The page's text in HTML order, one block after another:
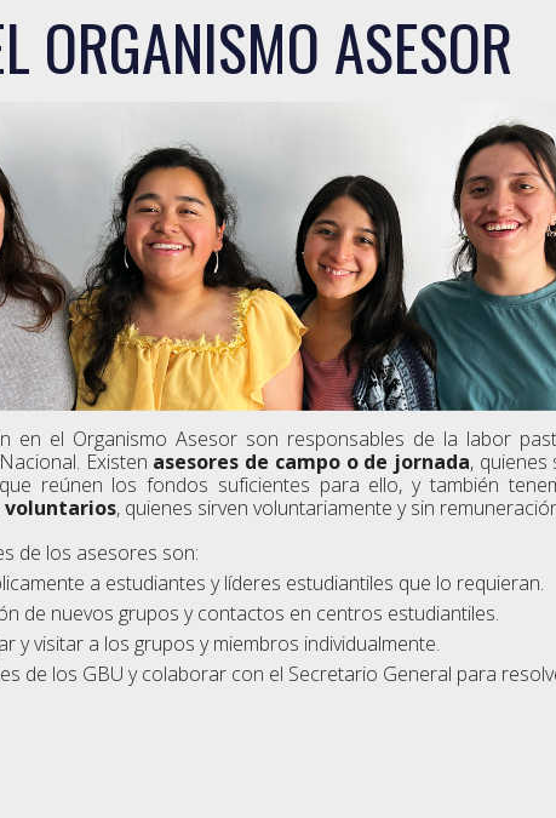
ORGANISMO ASESOR
en el Organismo Asesor son responsables de la labor
Existen asesores de campo o de jornada,
reúnen los fondos suficientes para ello, y también
voluntarios, quienes sirven voluntariamente y sin
de los asesores son:
a estudiantes y líderes estudiantiles que lo requieran.
de nuevos grupos y contactos en centros estudiantiles.
y visitar a los grupos y miembros individualmente.
de los GBU y colaborar con el Secretario General para